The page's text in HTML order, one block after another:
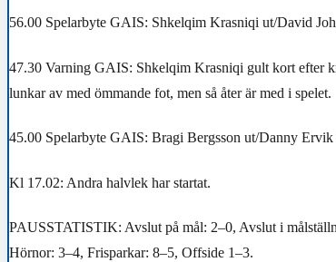
56.00 Spelarbyte GAIS: Shkelqim Krasniqi ut/David
47.30 Varning GAIS: Shkelqim Krasniqi gult kort efter
lunkar av med ömmande fot, men så åter är med i spelet.
45.00 Spelarbyte GAIS: Bragi Bergsson ut/Danny Ervik
Kl 17.02: Andra halvlek har startat.
PAUSSTATISTIK: Avslut på mål: 2–0, Avslut i
Hörnor: 3–4, Frisparkar: 8–5, Offside 1–3.